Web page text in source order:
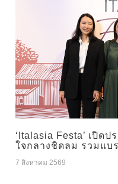
‘Italasia Festa’ เปิด
ใจกลางชิดลม รวมแบ
7 สิงหาคม 2569